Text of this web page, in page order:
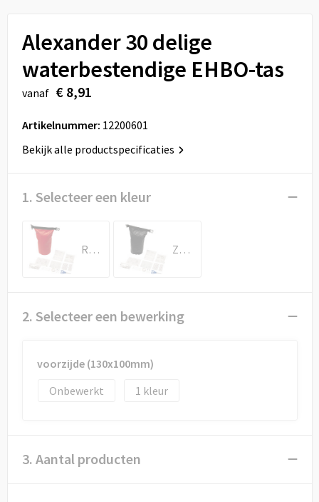
Veiligheid, Auto en Fiets
Vrije tijd en Strand
Aanstekers
Rugzakken
Schoenentassen
Sporttassen
Autotassen
Draagtassen
Papieren tassen
Strandtassen
Duffeltassen
Alexander 30 delige
waterbestendige EHBO-tas
vanaf € 8,91
Artikelnummer: 12200601
Bekijk alle productspecificaties
1. Selecteer een kleur
Rood Zwart
2. Selecteer een bewerking
voorzijde (130x100mm)
Onbewerkt
1
3. Aantal producten